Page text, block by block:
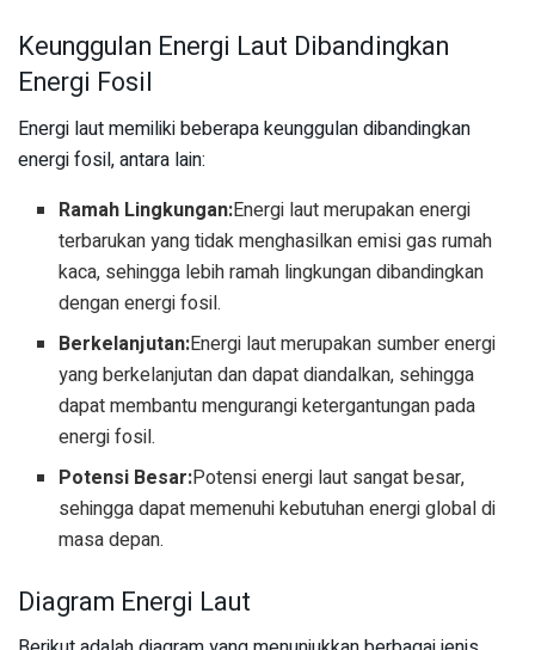
Keunggulan Energi Laut Dibandingkan
Energi Fosil
Energi laut memiliki beberapa keunggulan dibandingkan
energi fosil, antara lain:
Ramah Lingkungan:Energi laut merupakan energi
terbarukan yang tidak menghasilkan emisi gas rumah
kaca, sehingga lebih ramah lingkungan dibandingkan
dengan energi fosil.
Berkelanjutan:Energi laut merupakan sumber energi
yang berkelanjutan dan dapat diandalkan, sehingga
dapat membantu mengurangi ketergantungan pada
energi fosil.
Potensi Besar:Potensi energi laut sangat besar,
sehingga dapat memenuhi kebutuhan energi global di
masa depan.
Diagram Energi Laut